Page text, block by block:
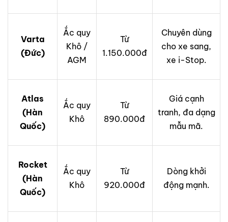
Varta
(Đức)
Ắc quy
Khô /
AGM
Từ
1.150.000đ
Chuyên dùng
cho xe sang,
xe i-Stop.
Atlas
(Hàn
Quốc)
Ắc quy
Khô
Từ
890.000đ
Giá cạnh
tranh, đa dạng
mẫu mã.
Rocket
(Hàn
Quốc)
Ắc quy
Khô
Từ
920.000đ
Dòng khởi
động mạnh.